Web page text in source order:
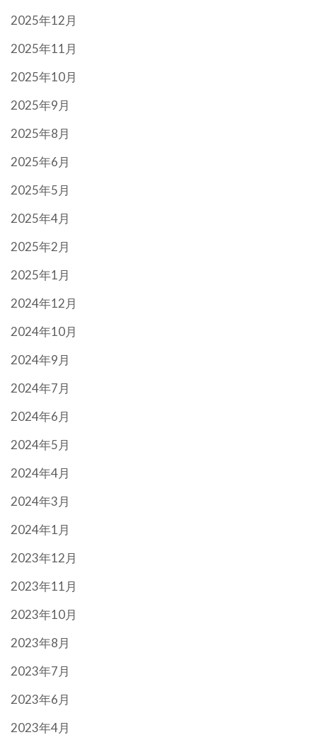
2025年12月
2025年11月
2025年10月
2025年9月
2025年8月
2025年6月
2025年5月
2025年4月
2025年2月
2025年1月
2024年12月
2024年10月
2024年9月
2024年7月
2024年6月
2024年5月
2024年4月
2024年3月
2024年1月
2023年12月
2023年11月
2023年10月
2023年8月
2023年7月
2023年6月
2023年4月